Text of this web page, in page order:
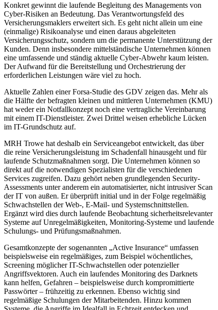
Konkret gewinnt die laufende Begleitung des Managements von
Cyber-Risiken an Bedeutung. Das Verantwortungsfeld des
Versicherungsmaklers erweitert sich. Es geht nicht allein um eine
(einmalige) Risikoanalyse und einen daraus abgeleiteten
Versicherungsschutz, sondern um die permanente Unterstützung der
Kunden. Denn insbesondere mittelständische Unternehmen können
eine umfassende und ständig aktuelle Cyber-Abwehr kaum leisten.
Der Aufwand für die Bereitstellung und Orchestrierung der
erforderlichen Leistungen wäre viel zu hoch.
Aktuelle Zahlen einer Forsa-Studie des GDV zeigen das. Mehr als
die Hälfte der befragten kleinen und mittleren Unternehmen (KMU)
hat weder ein Notfallkonzept noch eine vertragliche Vereinbarung
mit einem IT-Dienstleister. Zwei Drittel weisen erhebliche Lücken
im IT-Grundschutz auf.
MRH Trowe hat deshalb ein Serviceangebot entwickelt, das über
die reine Versicherungsleistung im Schadenfall hinausgeht und für
laufende Schutzmaßnahmen sorgt. Die Unternehmen können so
direkt auf die notwendigen Spezialisten für die verschiedenen
Services zugreifen. Dazu gehört neben grundlegenden Security-
Assessments unter anderem ein automatisierter, nicht intrusiver Scan
der IT von außen. Er überprüft initial und in der Folge regelmäßig
Schwachstellen der Web-, E-Mail- und Systemschnittstellen.
Ergänzt wird dies durch laufende Beobachtung sicherheitsrelevanter
Systeme auf Unregelmäßigkeiten, Monitoring-Systeme und laufende
Schulungs- und Prüfungsmaßnahmen.
Gesamtkonzepte der sogenannten „Active Insurance“ umfassen
beispielsweise ein regelmäßiges, zum Beispiel wöchentliches,
Screening möglicher IT-Schwachstellen oder potenzieller
Angriffsvektoren. Auch ein laufendes Monitoring des Darknets
kann helfen, Gefahren – beispielsweise durch kompromittierte
Passwörter – frühzeitig zu erkennen. Ebenso wichtig sind
regelmäßige Schulungen der Mitarbeitenden. Hinzu kommen